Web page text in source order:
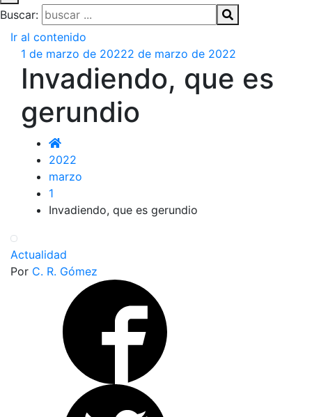
Buscar:
Ir al contenido
1 de marzo de 20222 de marzo de 2022
Invadiendo, que es
gerundio
2022
marzo
1
Invadiendo, que es gerundio
Actualidad
Por C. R. Gómez